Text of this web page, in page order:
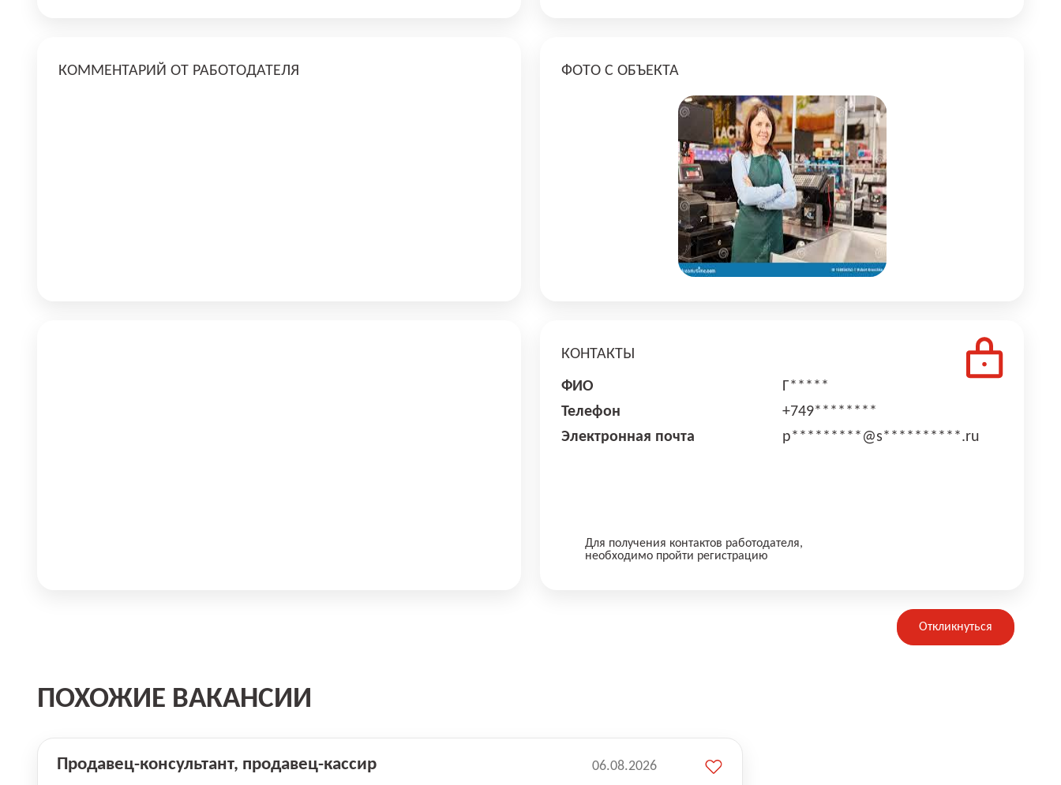
КОММЕНТАРИЙ ОТ РАБОТОДАТЕЛЯ ФОТО С ОБЪЕКТА
КОНТАКТЫ
ФИО
Г*****
Телефон
+749********
Электронная почта
p*********@s**********.ru
Для получения контактов работодателя,
необходимо пройти регистрацию
Откликнуться
ПОХОЖИЕ ВАКАНСИИ
Продавец-консультант, продавец-кассир 06.08.2026